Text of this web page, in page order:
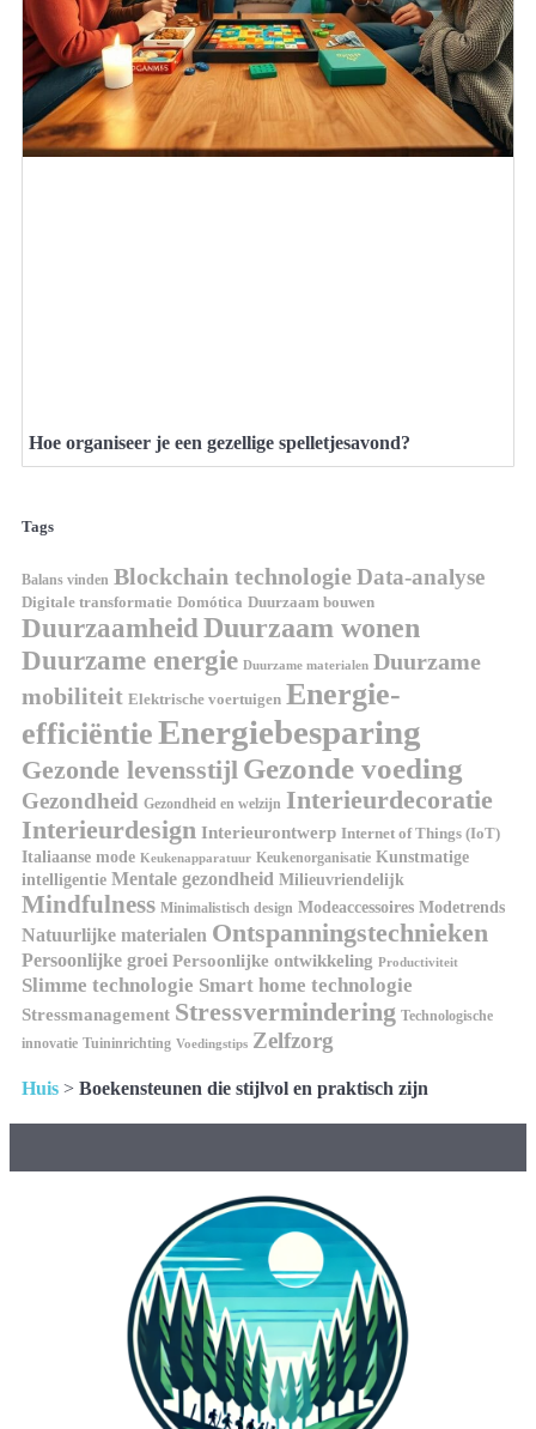
Hoe organiseer je een gezellige spelletjesavond?
Tags
Balans vinden Blockchain technologieData-analyse
Digitale transformatie Domótica Duurzaam bouwen
DuurzaamheidDuurzaam wonen
Duurzame energie Duurzame materialen Duurzame
mobiliteit Elektrische voertuigen Energie-
efficiëntieEnergiebesparing
Gezonde levensstijl Gezonde voeding
Gezondheid Gezondheid en welzijn Interieurdecoratie
Interieurdesign Interieurontwerp Internet of Things (IoT)
Italiaanse mode Keukenapparatuur Keukenorganisatie Kunstmatige
intelligentie Mentale gezondheid Milieuvriendelijk
Mindfulness Minimalistisch design Modeaccessoires Modetrends
Natuurlijke materialen Ontspanningstechnieken
Persoonlijke groei Persoonlijke ontwikkeling Productiviteit
Slimme technologie Smart home technologie
Stressmanagement Stressvermindering Technologische
innovatie Tuininrichting Voedingstips Zelfzorg
Huis > Boekensteunen die stijlvol en praktisch zijn